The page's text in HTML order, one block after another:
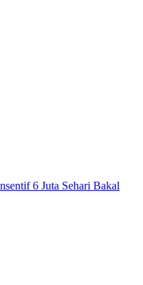
6 Juta Sehari Bakal